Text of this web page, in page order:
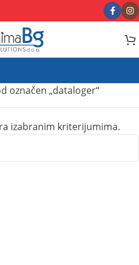
označen „dataloger“
izabranim kriterijumima.